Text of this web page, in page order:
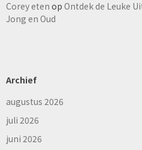
Corey eten op Ontdek de Leuke
Jong en Oud
Archief
augustus 2026
juli 2026
juni 2026